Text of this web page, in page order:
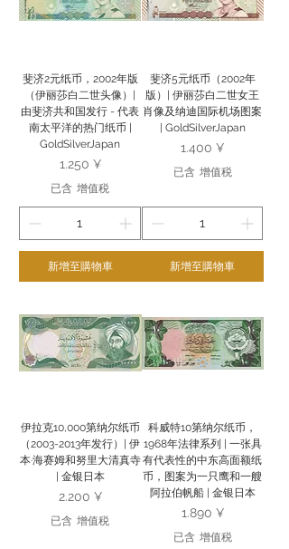
斐济2元纸币，2002年版
（伊丽莎白二世头像）|
由斐济共和国发行 - 代表
南太平洋的热门纸币 |
GoldSilverJapan
價格
1.250 ¥
已含 增值税
新增至購物車
斐济5元纸币（2002年
版）| 伊丽莎白二世女王
肖像及纳迪国际机场图案
| GoldSilverJapan
價格
1.400 ¥
已含 增值税
新增至購物車
伊拉克10,000第纳尔纸币
（2003-2013年发行）| 伊
本·海赛姆和努里大清真寺
| 金银日本
價格
2.200 ¥
已含 增值税
科威特10第纳尔纸币，
1968年法律系列 | 一张具
有代表性的中东高面额纸
币，图案为一只鹰和一艘
阿拉伯帆船 | 金银日本
價格
1.890 ¥
已含 增值税